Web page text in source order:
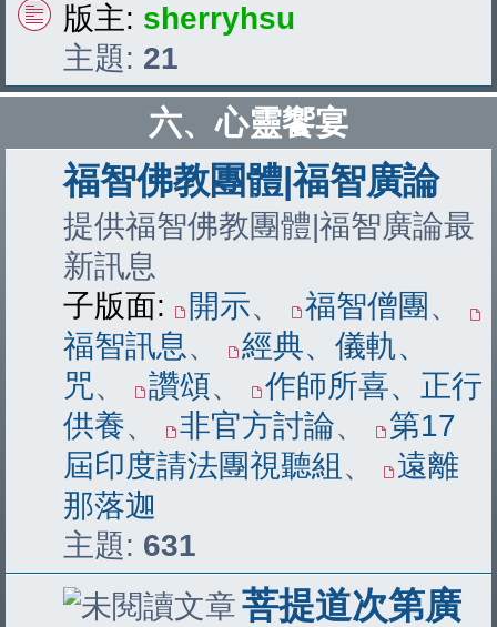
版主: sherryhsu
主題: 21
六、心靈饗宴
福智佛教團體|福智廣論
提供福智佛教團體|福智廣論最
新訊息
子版面:
開示、 福智僧團 、
福智訊息、
經典、儀軌、
咒、 讚頌、
作師所喜、正行
供養、 非官方討論、
第17
屆印度請法團視聽組 、
遠離
那落迦
主題: 631
菩提道次第廣